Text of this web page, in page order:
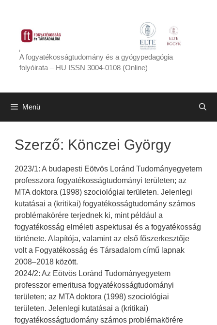
tartalomba
A fogyatékosságtudomány és a gyógypedagógia
folyóirata – HU ISSN 3004-0108 (Online)
Menü
Szerző: Könczei György
2023/1: A budapesti Eötvös Loránd Tudományegyetem
professzora fogyatékosságtudományi területen; az
MTA doktora (1998) szociológiai területen. Jelenlegi
kutatásai a (kritikai) fogyatékosságtudomány számos
problémakörére terjednek ki, mint például a
fogyatékosság elméleti aspektusai és a fogyatékosság
története. Alapítója, valamint az első főszerkesztője
volt a Fogyatékosság és Társadalom című lapnak
2008–2018 között.
2024/2: Az Eötvös Loránd Tudományegyetem
professzor emeritusa fogyatékosságtudományi
területen; az MTA doktora (1998) szociológiai
területen. Jelenlegi kutatásai a (kritikai)
fogyatékosságtudomány számos problémakörére